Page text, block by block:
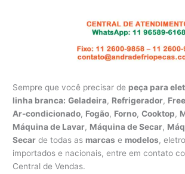
Sempre que você precisar de peça para
linha branca: Geladeira, Refrigerador,
Ar-condicionado, Fogão, Forno,Cooktop,
Máquina de Lavar, Máquina de Secar,
Secar de todas as marcas e modelos,
importados e nacionais, entre em contato
Central de Vendas.